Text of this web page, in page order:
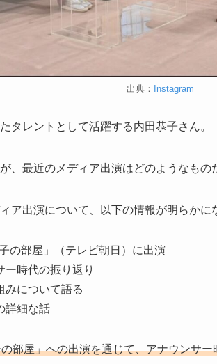
出典： Instagram
タレントとして活躍する内田恭子さん。
、最近のメディア出演はどのようなもの
ア出演について、以下の情報が明らかに
の部屋」（テレビ朝日）に出演
ー時代の振り返り
みについて語る
詳細な話
部屋」への出演を通じて、アナウンサ